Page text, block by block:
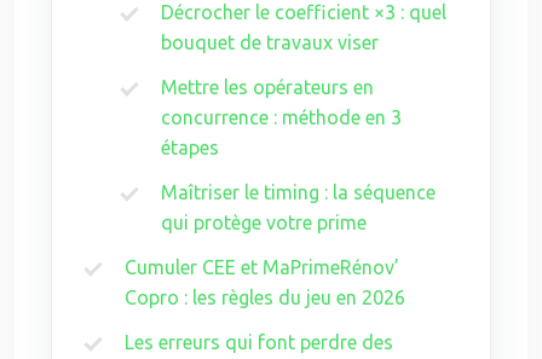
Décrocher le coefficient ×3 : quel
bouquet de travaux viser
Mettre les opérateurs en
concurrence : méthode en 3
étapes
Maîtriser le timing : la séquence
qui protège votre prime
Cumuler CEE et MaPrimeRénov’
Copro : les règles du jeu en 2026
Les erreurs qui font perdre des